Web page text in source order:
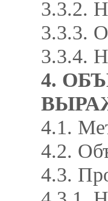
3.3.2.
3.3.3.
3.3.4.
4.
4.1.
4.2.
4.3.